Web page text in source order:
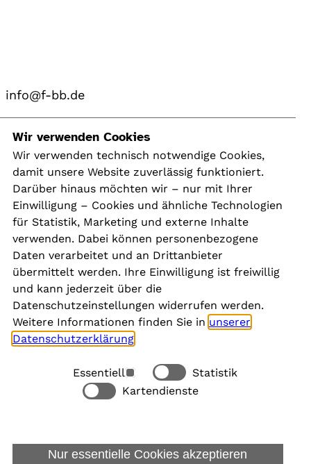
info@f-bb.de
Navigation
Kontakt
Presse
Aktuelles
Karriere
Newsletter
Social Media
Rechtliches
Allgemeine Datenschutzinformation
Wir verwenden Cookies
Wir verwenden technisch notwendige Cookies,
damit unsere Website zuverlässig funktioniert.
Darüber hinaus möchten wir – nur mit Ihrer
Einwilligung – Cookies und ähnliche Technologien
für Statistik, Marketing und externe Inhalte
verwenden. Dabei können personenbezogene
Daten verarbeitet und an Drittanbieter
übermittelt werden. Ihre Einwilligung ist freiwillig
und kann jederzeit über die
Datenschutzeinstellungen widerrufen werden.
Weitere Informationen finden Sie in unserer
Datenschutzerklärung
Essentiell
Statistik
Kartendienste
Nur essentielle Cookies akzeptieren